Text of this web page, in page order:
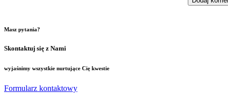
Masz pytania?
Skontaktuj się z Nami
wyjaśnimy wszystkie nurtujące Cię kwestie
Formularz kontaktowy